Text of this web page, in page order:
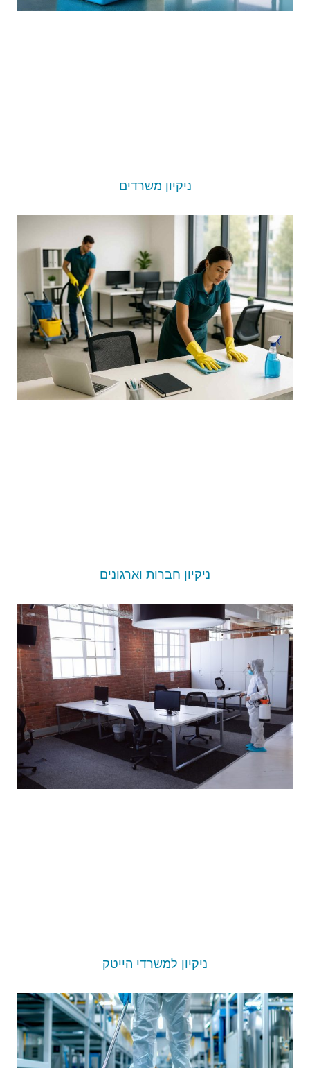
ניקיון משרדים
ניקיון חברות וארגונים
ניקיון למשרדי הייטק